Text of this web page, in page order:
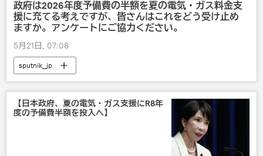
政府は2026年度予備費の半額を夏の電気・ガス料金支
援に充てる考えですが、皆さんはこれをどう受け止め
ますか。アンケートにご協力ください。
5月21日, 07:08
sputnik_jp
【日本政府、夏の電気・ガス支援にR8年
度の予備費半額を投入へ】